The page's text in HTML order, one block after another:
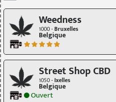
Weedness
1000 -Bruxelles
Belgique
Street Shop CBD
1050 -Ixelles
Belgique
Ouvert